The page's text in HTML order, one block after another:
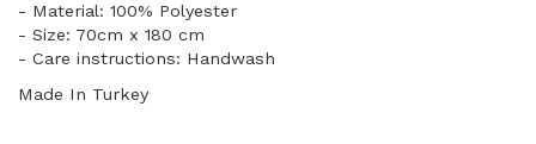
- Material: 100% Polyester
- Size: 70cm x 180 cm
- Care instructions: Handwash
Made In Turkey